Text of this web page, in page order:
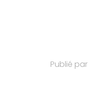
Publié par